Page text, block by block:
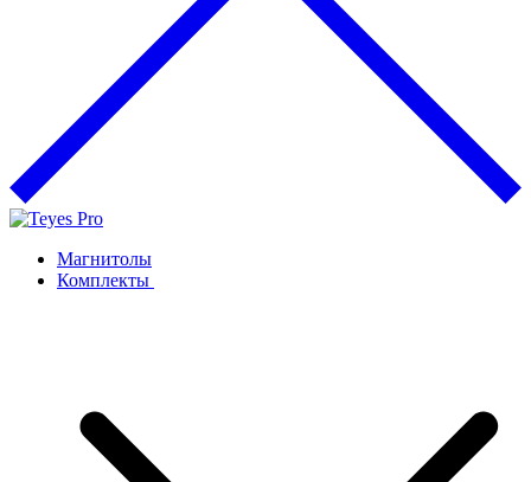
Магнитолы
Комплекты